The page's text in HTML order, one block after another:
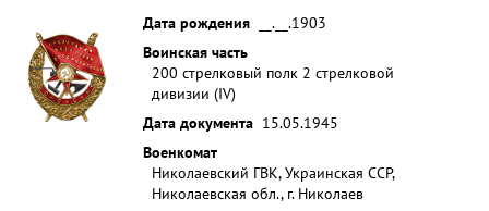
Дата рождения
__.__.1903
Воинская часть
200 стрелковый полк 2 стрелковой
дивизии (IV)
Дата документа 15.05.1945
Военкомат
Николаевский ГВК, Украинская ССР,
Николаевская обл., г. Николаев